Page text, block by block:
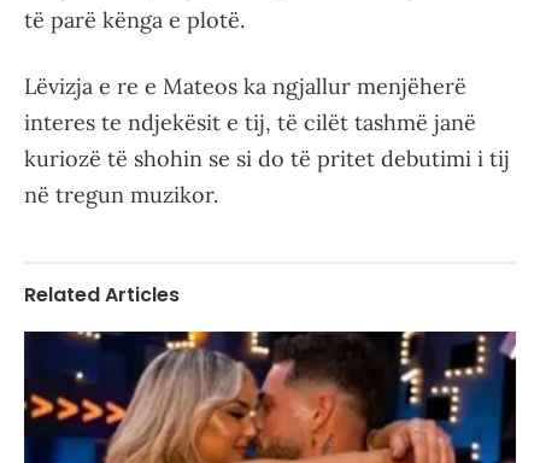
të parë kënga e plotë.
Lëvizja e re e Mateos ka ngjallur menjëherë
interes te ndjekësit e tij, të cilët tashmë janë
kuriozë të shohin se si do të pritet debutimi i tij
në tregun muzikor.
Related Articles